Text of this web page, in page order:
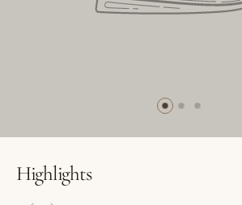
BUTTON LABELBUTTON
Highlights